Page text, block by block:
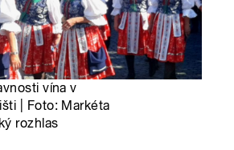
vína v
| Foto: Markéta
rozhlas